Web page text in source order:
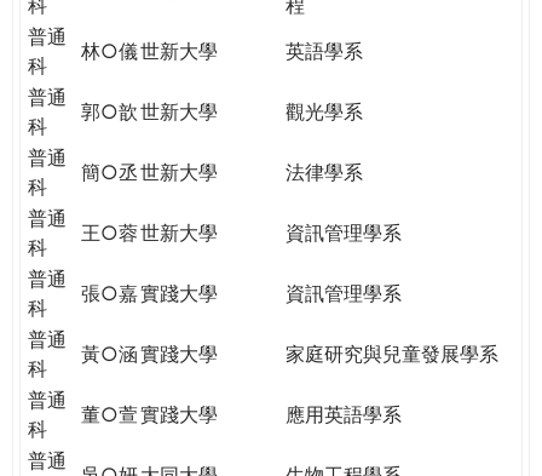
普通
科
林○儀世新大學
英語學系
普通
科
郭○歆世新大學
觀光學系
普通
科
簡○丞世新大學
法律學系
普通
科
王○蓉世新大學
資訊管理學系
普通
科
張○嘉實踐大學
資訊管理學系
普通
科
黃○涵實踐大學
家庭研究與兒童發展學系
普通
科
董○萱實踐大學
應用英語學系
普通